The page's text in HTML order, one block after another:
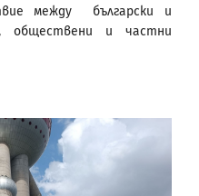
между български и
обществени и частни